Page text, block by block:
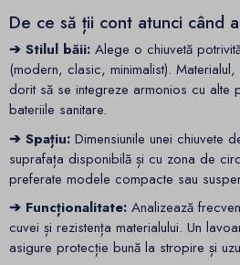
De ce să ții cont atunci când
➔ Stilul băii: Alege o chiuvetă
(modern, clasic, minimalist).
dorit să se integreze armonios cu alte
bateriile sanitare.
➔ Spațiu: Dimensiunile unei chiuvete
suprafața disponibilă și cu zona de
preferate modele compacte sau
➔ Funcționalitate: Analizează
cuvei și rezistența materialului. Un
asigure protecție bună la stropire și